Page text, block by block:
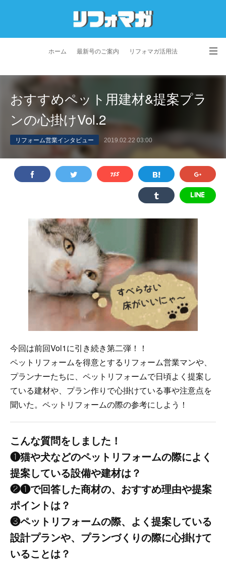
ホーム 最新号のご案内 リフォマガ活用法
お問い合わせ よくあるご質問 特定商取引法に基づく表記
プライバシーポリシー 利用規約 会社概要
おすすめペット用建材&提案プラ
ンの心掛けVol.2
リフォーム営業インタビュー 2019.02.22 03:00
今回は前回Vol1に引き続き第二弾！！
ペットリフォームを得意とするリフォーム営業マンや、
プランナーたちに、ペットリフォームで日頃よく提案し
ている建材や、プラン作りで心掛けている事や注意点を
聞いた。ペットリフォームの際の参考にしよう！
こんな質問をしました！
❶猫や犬などのペットリフォームの際によく
提案している設備や建材は？
❷❶で回答した商材の、おすすめ理由や提案
ポイントは？
❸ペットリフォームの際、よく提案している
設計プランや、プランづくりの際に心掛けて
いることは？